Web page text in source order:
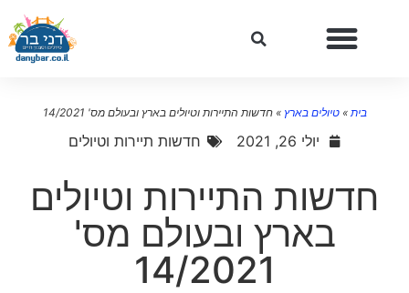
»טיולים בארץ»חדשות התיירות וטיולים בארץ ובעולם מס' 14/2021
יולי 26, 2021 חדשות תיירות וטיולים
חדשות התיירות וטיולים
בארץ ובעולם מס'
14/2021